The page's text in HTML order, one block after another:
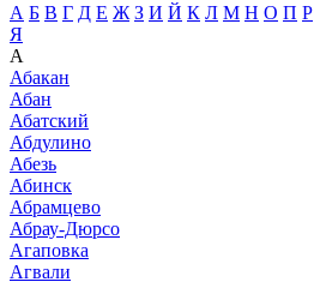
А Б В Г Д Е Ж З И Й К Л М Н О П Р
Я
А
Абакан
Абан
Абатский
Абдулино
Абезь
Абинск
Абрамцево
Абрау-Дюрсо
Агаповка
Агвали